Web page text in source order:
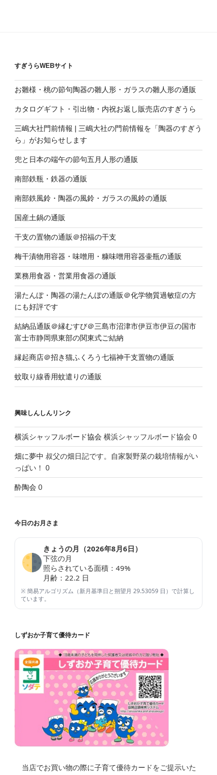
すぎうらWEBサイト
お雛様・桃の節句陶器の雛人形・ガラスの雛人形の通販
カタログギフト・引出物・内祝お返し販売店のすぎうら
三嶋大社門前情報 | 三嶋大社の門前情報を「陶器のすぎう
ら」がお知らせします
兜と日本の端午の節句五月人形の通販
南部鉄瓶・鉄器の通販
南部鉄風鈴・陶器の風鈴・ガラスの風鈴の通販
国産土鍋の通販
干支の置物の通販＠招福の干支
梅干漬物用容器・味噌用・糠味噌用容器壷瓶の通販
業務用食器・営業用食器の通販
湯たんぽ・陶器の湯たんぽの通販＠化学物質過敏症の方
にも好評です
結納品通販＠縁むすび＠三島市沼津市伊豆市伊豆の国市
富士市静岡県東部の関東式ご結納
縁起商店＠招き猫ふくろう七福神干支置物の通販
蚊取り線香用蚊遣りの通販
興味しんしんリンク
横浜シャッフルボード協会 横浜シャッフルボード協会 0
畑に夢中 叔父の畑日記です。自家製野菜の栽培情報がい
っぱい！ 0
酔陶会 0
今日のお月さま
きょうの月（2026年8月6日 ）
下弦の月
照らされている面積： 49%
月齢： 22.2 日
※ 簡易アルゴリズム（新月基準日と朔望月 29.53059 日）で計算し
ています。
しずおか子育て優待カード
当店でお買い物の際に子育て優待カードをご提示いた